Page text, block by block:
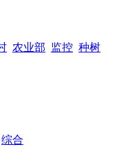
农业部 监控 种树
综合